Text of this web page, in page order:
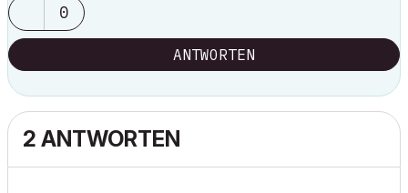
0
ANTWORTEN
2 ANTWORTEN